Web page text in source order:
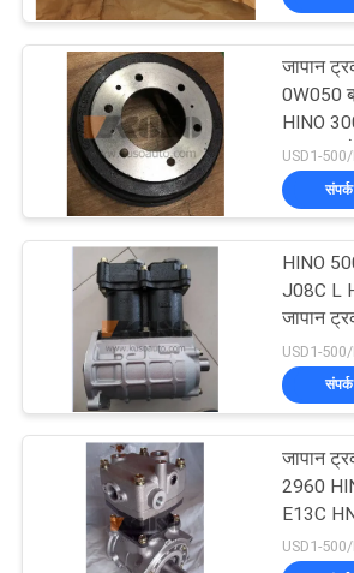
जापान
0W050
HINO
N04CT
USD1-
संपर्क
HINO
J08C L
जापान
2364
USD1-
संपर्क
जापान
2960
E13C
परत एयर
USD1-